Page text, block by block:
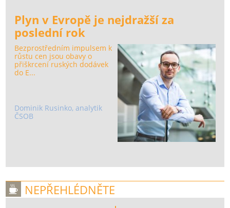
Plyn v Evropě je nejdražší za
poslední rok
Bezprostředním impulsem k
růstu cen jsou obavy o
přiškrcení ruských dodávek
do E...
Dominik Rusinko, analytik
ČSOB
NEPŘEHLÉDNĚTE